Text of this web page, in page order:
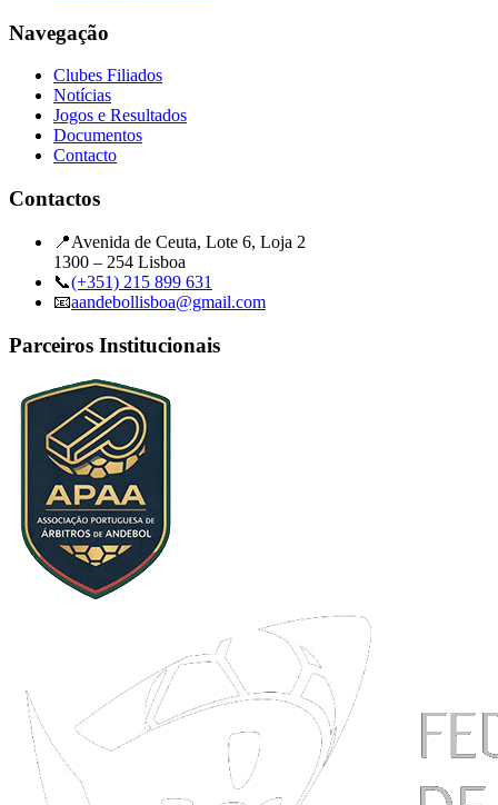
Navegação
Clubes Filiados
Notícias
Jogos e Resultados
Documentos
Contacto
Contactos
📍Avenida de Ceuta, Lote 6, Loja 2
1300 – 254 Lisboa
📞(+351) 215 899 631
📧aandebollisboa@gmail.com
Parceiros Institucionais